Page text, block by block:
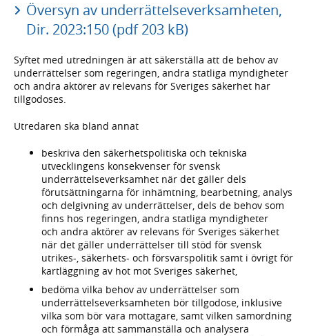
Översyn av underrättelseverksamheten,
Dir. 2023:150 (pdf 203 kB)
Syftet med utredningen är att säkerställa att de behov av
underrättelser som regeringen, andra statliga myndigheter
och andra aktörer av relevans för Sveriges säkerhet har
tillgodoses.
Utredaren ska bland annat
beskriva den säkerhetspolitiska och tekniska
utvecklingens konsekvenser för svensk
underrättelseverksamhet när det gäller dels
förutsättningarna för inhämtning, bearbetning, analys
och delgivning av underrättelser, dels de behov som
finns hos regeringen, andra statliga myndigheter
och andra aktörer av relevans för Sveriges säkerhet
när det gäller underrättelser till stöd för svensk
utrikes-, säkerhets- och försvarspolitik samt i övrigt för
kartläggning av hot mot Sveriges säkerhet,
bedöma vilka behov av underrättelser som
underrättelseverksamheten bör tillgodose, inklusive
vilka som bör vara mottagare, samt vilken samordning
och förmåga att sammanställa och analysera